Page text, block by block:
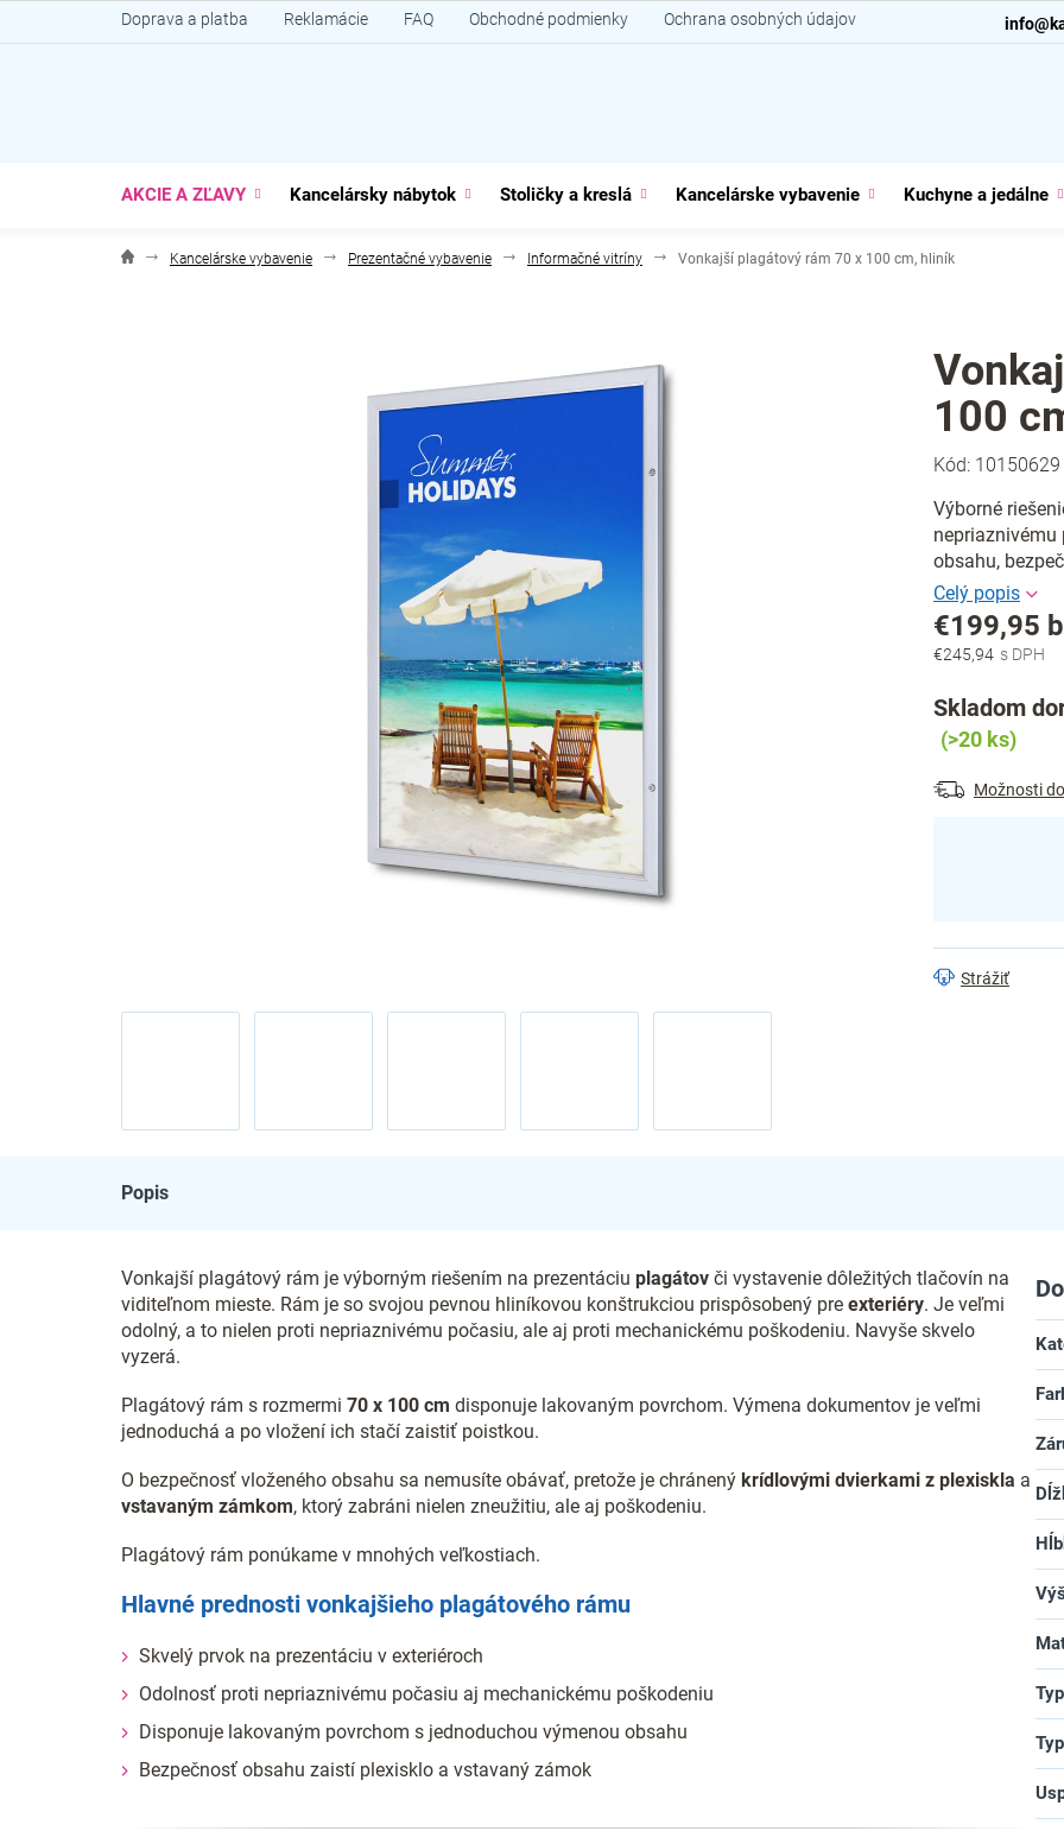
na
Doprava a platba Reklamácie FAQ Obchodné podmienky Ochrana osobných údajov
AKCIE A ZĽAVY Kancelársky nábytok Stoličky a kreslá Kancelárske vybavenie Kuchyne a jedálne
Kancelárske vybavenie Prezentačné vybavenie Informačné vitríny Vonkajší plagátový rám 70 x 100 cm, hliník
100
Kód: 10150629
Výborné
nepriaznivému
obsahu,
€245,94
€199,95
Jednotková
Skladom
(>20 ks)
Možnosti
Strážiť
Popis
Vonkajší plagátový rám je výborným riešením na prezentáciu plagátov či vystavenie dôležitých tlačovín na
viditeľnom mieste. Rám je so svojou pevnou hliníkovou konštrukciou prispôsobený pre exteriéry. Je veľmi
odolný, a to nielen proti nepriaznivému počasiu, ale aj proti mechanickému poškodeniu. Navyše skvelo
vyzerá.
Plagátový rám s rozmermi 70 x 100 cm disponuje lakovaným povrchom. Výmena dokumentov je veľmi
jednoduchá a po vložení ich stačí zaistiť poistkou.
O bezpečnosť vloženého obsahu sa nemusíte obávať, pretože je chránený krídlovými dvierkami z plexiskla a
vstavaným zámkom, ktorý zabráni nielen zneužitiu, ale aj poškodeniu.
Plagátový rám ponúkame v mnohých veľkostiach.
Hlavné prednosti vonkajšieho plagátového rámu
Skvelý prvok na prezentáciu v exteriéroch
Odolnosť proti nepriaznivému počasiu aj mechanickému poškodeniu
Disponuje lakovaným povrchom s jednoduchou výmenou obsahu
Bezpečnosť obsahu zaistí plexisklo a vstavaný zámok